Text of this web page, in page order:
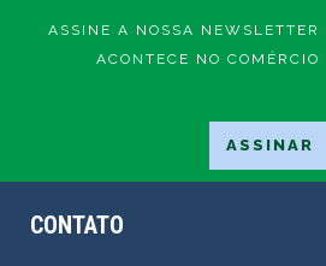
ASSINE A NOSSA NEWSLETTER
ACONTECE NO
CONTATO